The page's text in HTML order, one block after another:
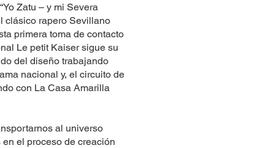
Zatu – y mi Severa
clásico rapero Sevillano
primera toma de contacto
Le petit Kaiser sigue su
del diseño trabajando
nacional y, el circuito de
con La Casa Amarilla
al universo
el proceso de creación